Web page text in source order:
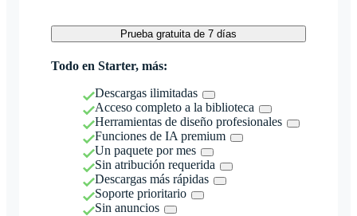
Prueba gratuita de 7 días
Todo en Starter, más:
Descargas ilimitadas
Acceso completo a la biblioteca
Herramientas de diseño profesionales
Funciones de IA premium
Un paquete por mes
Sin atribución requerida
Descargas más rápidas
Soporte prioritario
Sin anuncios